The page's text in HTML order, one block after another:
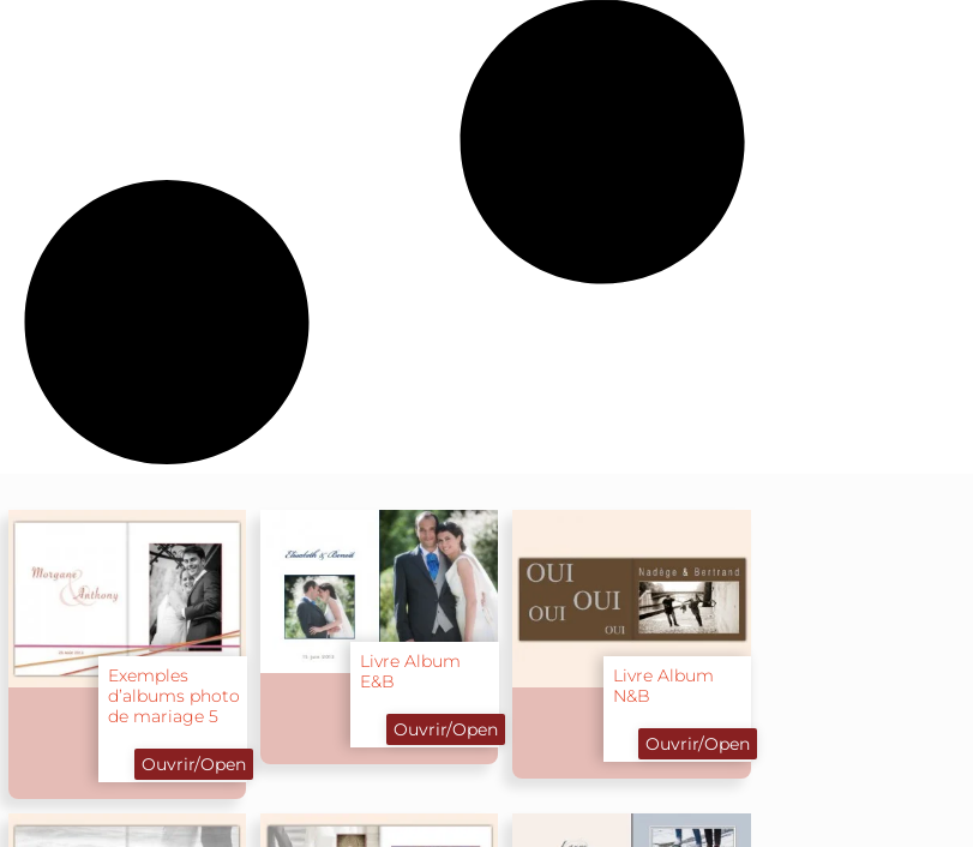
Exemples
d’albums photo
de mariage 5
Ouvrir/Open
Livre Album
E&B
Ouvrir/Open
Livre Album
N&B
Ouvrir/Open